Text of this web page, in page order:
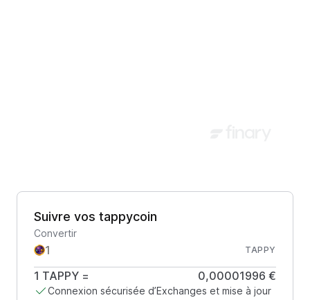
Suivre vos tappycoin
Convertir
TAPPY
1 TAPPY = 0,00001996 €
Connexion sécurisée d’Exchanges et mise à jour